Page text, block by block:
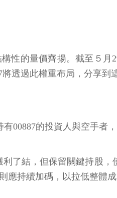
性的量價齊揚。截至５
透過此權重布局，分享到
00887的投資人與空手者
了結，但保留關鍵持股
應持續加碼，以拉低整體成